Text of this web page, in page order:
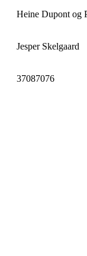
Heine Dupont og
Jesper Skelgaard
37087076